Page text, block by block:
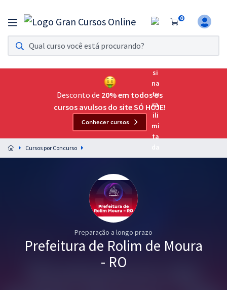
0
Assinatura Ilimitada 11
Acesso a todos os cursos. Teste grátis por 7 dias!
Assinatura OAB Até Passar
Acesso ilimitado a toda preparação para o Exame da
Preparação completa e intensiva para as principais
residências em saúde do Brasil
Desconto de 20% em todos os
cursos avulsos do site SÓ HOJE!
Conhecer cursos
Cursos por Concurso
Preparação a longo prazo
Prefeitura de Rolim de Moura
- RO